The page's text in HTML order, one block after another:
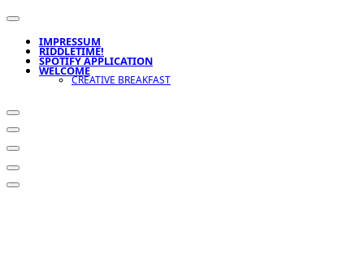
IMPRESSUM
RIDDLETIME!
SPOTIFY APPLICATION
WELCOME
CREATIVE BREAKFAST